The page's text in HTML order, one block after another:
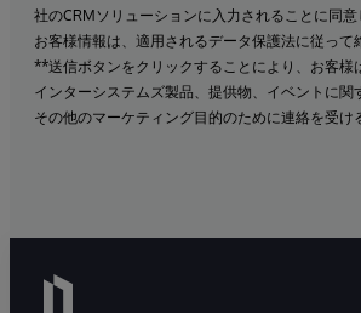
社のCRMソリューションに入力されることに同意
お客様情報は、適用されるデータ保護法に従って
**送信ボタンをクリックすることにより、お客様
インターシステムズ製品、提供物、イベントに関
その他のマーケティング目的のために連絡を受け